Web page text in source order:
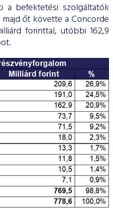
befektetési szolgáltatók
őt követte a Concorde
forinttal, utóbbi 162,9